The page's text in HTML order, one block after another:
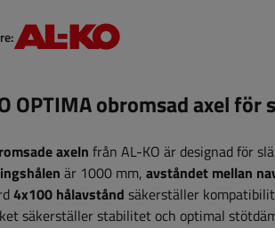
OPTIMA obromsad axel
axeln från AL-KO är designad för
är 1000 mm, avståndet mellan
4x100 hålavstånd säkerställer
säkerställer stabilitet och optimal